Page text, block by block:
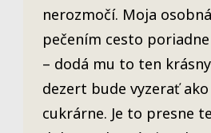
nerozmočí. Moja
pečením cesto
– dodá mu to ten
dezert bude vyzerať
cukrárne. Je to presne